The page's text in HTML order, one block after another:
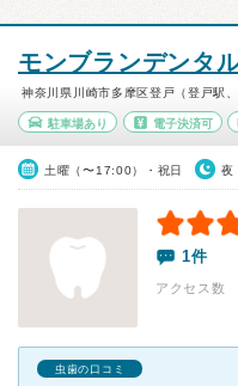
モンブランデンタ
神奈川県川崎市多摩区登戸（登戸駅
駐車場あり 電子決済可
土曜（〜17:00）・祝日 夜
1件
アクセス数
虫歯の口コミ